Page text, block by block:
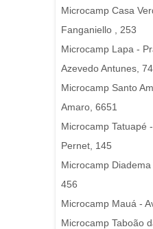
Microcamp Casa
Fanganiello , 253
Microcamp Lapa -
Azevedo Antunes, 74
Microcamp Santo
Amaro, 6651
Microcamp Tatuapé
Pernet, 145
Microcamp Diadema
456
Microcamp Mauá -
Microcamp Taboão